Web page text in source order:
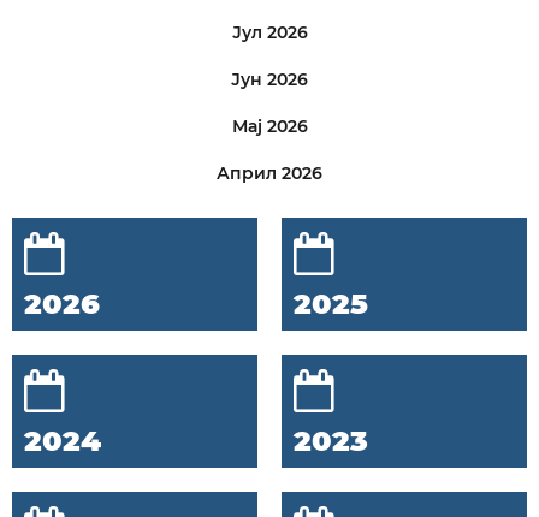
Јул 2026
Јун 2026
Мај 2026
Април 2026
2026 2025
2024 2023